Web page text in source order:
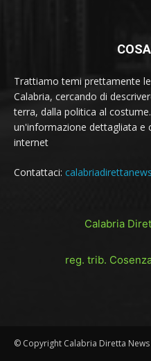
Trattiamo temi prettamente
Calabria, cercando di
terra, dalla politica al
un'informazione dettagliata e
internet
Contattaci:
Calabria
reg. trib.
© Copyright Calabria Diretta News